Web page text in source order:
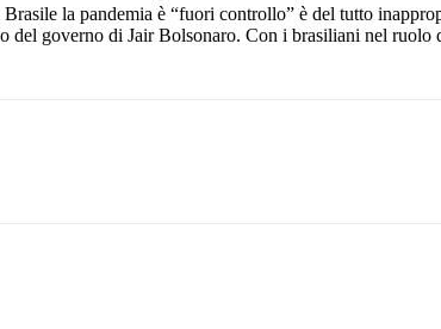
la pandemia è “fuori controllo” è del tutto
del governo di Jair Bolsonaro. Con i brasiliani nel ruolo